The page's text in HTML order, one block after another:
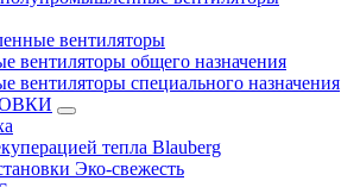
вентиляторы
вентиляторы общего назначения
специального назначения
тепла Blauberg
Эко-свежесть